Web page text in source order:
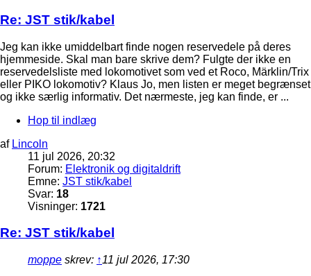
Re: JST stik/kabel
Jeg kan ikke umiddelbart finde nogen reservedele på deres
hjemmeside. Skal man bare skrive dem? Fulgte der ikke en
reservedelsliste med lokomotivet som ved et Roco, Märklin/Trix
eller PIKO lokomotiv? Klaus Jo, men listen er meget begrænset
og ikke særlig informativ. Det nærmeste, jeg kan finde, er ...
Hop til indlæg
af Lincoln
11 jul 2026, 20:32
Forum: Elektronik og digitaldrift
Emne: JST stik/kabel
Svar: 18
Visninger: 1721
Re: JST stik/kabel
moppe skrev: ↑11 jul 2026, 17:30